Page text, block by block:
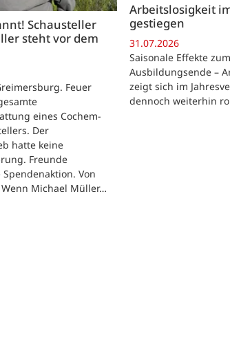
Schausteller
steht vor dem
Feuer
eines Cochem-
Der
hatte keine
Freunde
Von
Michael Müller…
Arbeitslosigkeit
gestiegen
31.07.2026
Saisonale Effekte zum
Ausbildungsende –
zeigt sich im
dennoch weiterhin